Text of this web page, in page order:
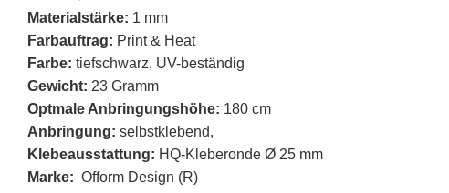
Materialstärke: 1 mm
Farbauftrag: Print & Heat
Farbe: tiefschwarz, UV-beständig
Gewicht: 23 Gramm
Optmale Anbringungshöhe: 180 cm
Anbringung: selbstklebend,
Klebeausstattung: HQ-Kleberonde Ø 25 mm
Marke: Ofform Design (R)